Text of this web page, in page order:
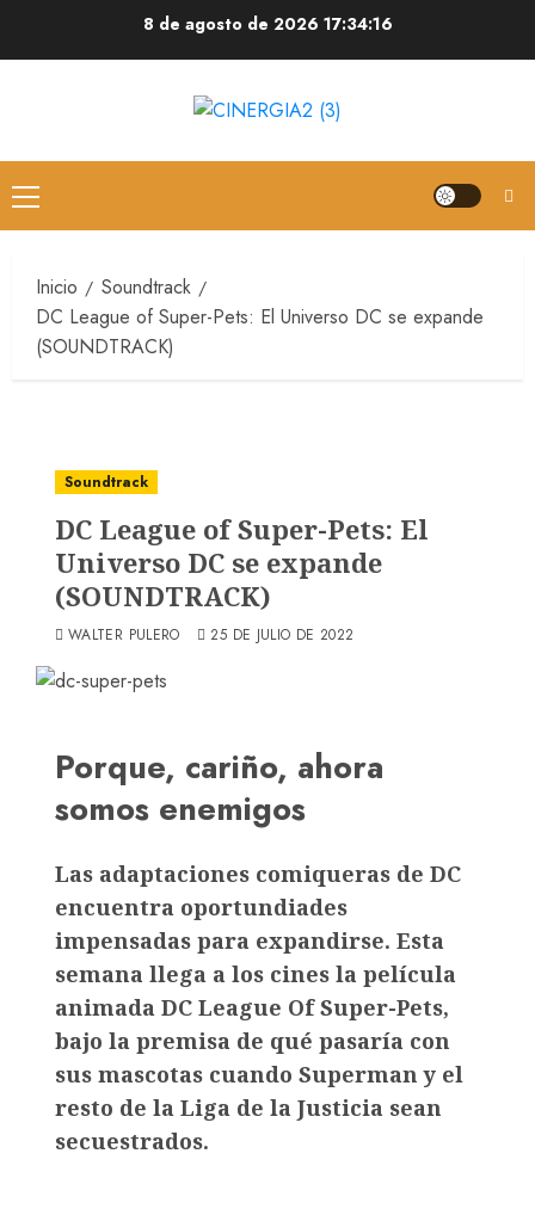
8 de agosto de 202617:34:17
Inicio
Soundtrack
DC League of Super-Pets: El Universo DC se expande
(SOUNDTRACK)
Soundtrack
DC League of Super-Pets: El
Universo DC se expande
(SOUNDTRACK)
WALTER PULERO 25 DE JULIO DE 2022
Porque, cariño, ahora
somos enemigos
Las adaptaciones comiqueras de DC
encuentra oportundiades
impensadas para expandirse. Esta
semana llega a los cines la película
animada DC League Of Super-Pets,
bajo la premisa de qué pasaría con
sus mascotas cuando Superman y el
resto de la Liga de la Justicia sean
secuestrados.